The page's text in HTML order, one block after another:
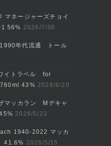
マネージャーズチョイ
56% 2026/7/30
1990年代流通 トール
イトラベル for
43% 2026/6/20
ッカラン Mデキャ
2026/5/23
1940-2022 マッカ
41.6% 2026/5/15